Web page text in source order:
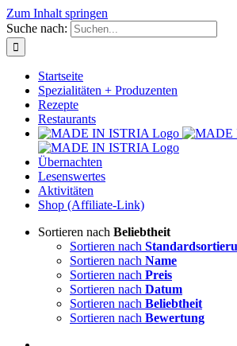
Zum Inhalt springen
Suche nach:
Startseite
Spezialitäten + Produzenten
Rezepte
Restaurants
Übernachten
Lesenswertes
Aktivitäten
Shop (Affiliate-Link)
Sortieren nach Beliebtheit
Sortieren nach
Sortieren nach Name
Sortieren nach Preis
Sortieren nach Datum
Sortieren nach Beliebtheit
Sortieren nach Bewertung